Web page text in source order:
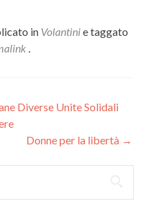
in Volantinie taggato
.
Diverse Unite Solidali
Donne per la libertà →